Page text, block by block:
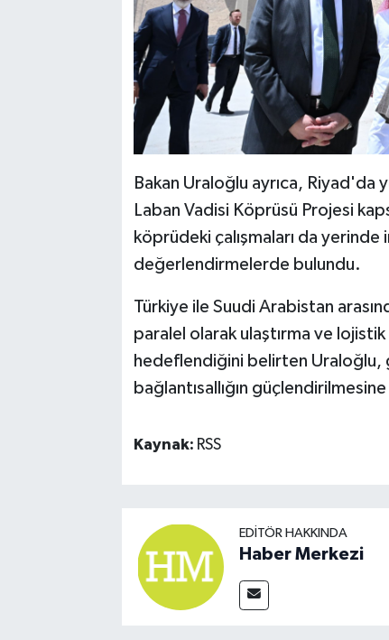
Bakan Uraloğlu ayrıca,
Laban Vadisi Köprüsü Projesi
köprüdeki çalışmaları da
değerlendirmelerde bulundu.
Türkiye ile Suudi Arabistan
paralel olarak ulaştırma ve lojistik
hedeflendiğini belirten Uraloğlu,
bağlantısallığın
Kaynak: RSS
EDITÖR HAKKINDA
Haber Merkezi